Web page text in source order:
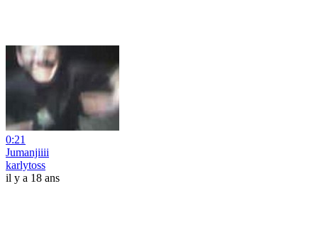
0:21
Jumanjiiii
karlytoss
il y a 18 ans